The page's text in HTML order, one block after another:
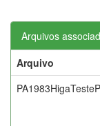
Arquivos
Arquivo